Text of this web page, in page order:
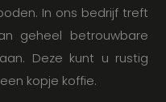
In ons bedrijf treft
geheel betrouwbare
Deze kunt u rustig
kopje koffie.